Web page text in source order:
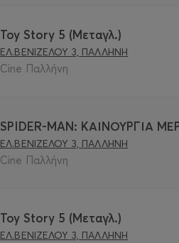
Toy Story 5 (Μεταγλ.)
ΕΛ.ΒΕΝΙΖΕΛΟΥ 3, ΠΑΛΛΗΝΗ
Cine Παλλήνη
SPIDER-MAN: ΚΑΙΝΟΥΡΓΙΑ
ΕΛ.ΒΕΝΙΖΕΛΟΥ 3, ΠΑΛΛΗΝΗ
Cine Παλλήνη
Toy Story 5 (Μεταγλ.)
ΕΛ.ΒΕΝΙΖΕΛΟΥ 3, ΠΑΛΛΗΝΗ